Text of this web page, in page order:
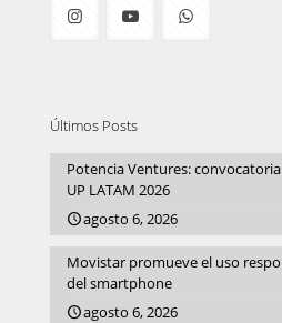
Últimos Posts
Potencia Ventures:
UP LATAM 2026
agosto 6, 2026
Movistar promueve el uso
del smartphone
agosto 6, 2026